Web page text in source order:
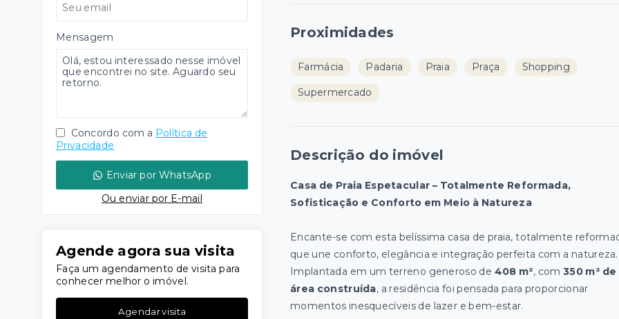
Mensagem
Concordo com a Política de
Privacidade
Enviar por WhatsApp
Ou enviar por E-mail
Agende agora sua visita
Faça um agendamento de visita para
conhecer melhor o imóvel.
Agendar visita
Proximidades
Farmácia Padaria Praia Praça Shopping
Supermercado
Descrição do imóvel
Casa de Praia Espetacular – Totalmente Reformada,
Sofisticação e Conforto em Meio à Natureza
Encante-se com esta belíssima casa de praia, totalmente
que une conforto, elegância e integração perfeita com a natureza.
Implantada em um terreno generoso de 408 m², com 350 m² de
área construída, a residência foi pensada para proporcionar
momentos inesquecíveis de lazer e bem-estar.